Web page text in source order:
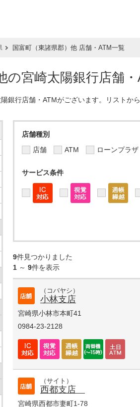
国富町（東諸県郡）他 店舗・ATM一覧
の宮崎太陽銀行店舗
銀行店舗・ATMがございます。リストか
店舗種別
店舗
ATM ローンプラザ
サービス条件
9件見つかりました
1 ～ 9件を表示
（コバヤシ）
小林支店
宮崎県小林市本町41
0984-23-2128
（サイト）
西都支店
宮崎県西都市妻町1-78